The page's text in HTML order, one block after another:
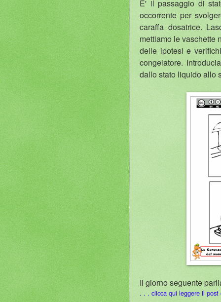
E' il passaggio di
occorrente per
caraffa dosatrice.
mettiamo le vaschette
delle ipotesi e
congelatore.
dallo stato liquido allo
Il giorno seguente
. . . clicca qui leggere il post